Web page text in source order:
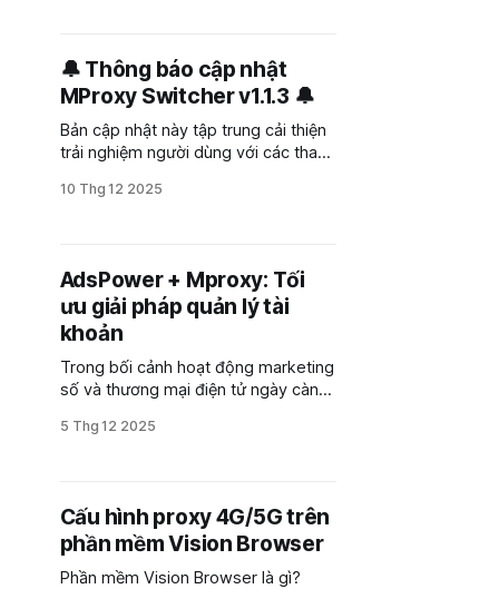
🔔 Thông báo cập nhật
MProxy Switcher v1.1.3 🔔
Bản cập nhật này tập trung cải thiện
trải nghiệm người dùng với các thay
10 Thg 12 2025
AdsPower + Mproxy: Tối
ưu giải pháp quản lý tài
khoản
Trong bối cảnh hoạt động marketing
số và thương mại điện tử ngày càng
khoản một cách an toàn, hiệu quả
5 Thg 12 2025
Cấu hình proxy 4G/5G trên
phần mềm Vision Browser
Phần mềm Vision Browser là gì?